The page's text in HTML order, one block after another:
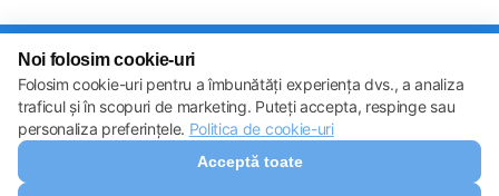
Toate drepturile sunt rezervate © 2013 – 2026
Farmacie.md
Descărcați aplicația noastră
Setări cookie-uri
Politica de cookie-uri
Noi folosim cookie-uri
Folosim cookie-uri pentru a îmbunătăți experiența dvs., a analiza
traficul și în scopuri de marketing. Puteți accepta, respinge sau
personaliza preferințele. Politica de cookie-uri
Acceptă toate